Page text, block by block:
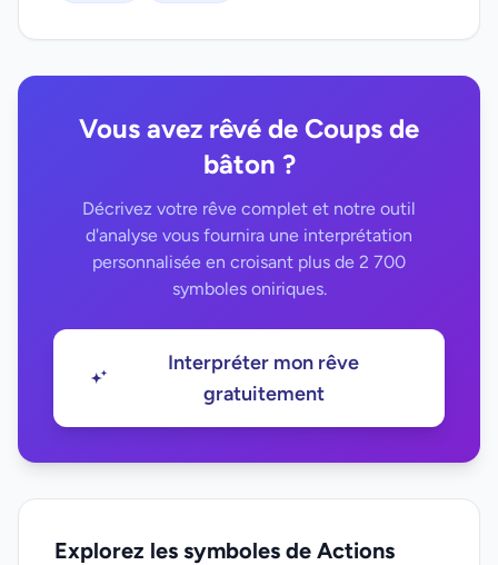
Vous avez rêvé de Coups de
bâton ?
Décrivez votre rêve complet et notre outil
d'analyse vous fournira une interprétation
personnalisée en croisant plus de 2 700
symboles oniriques.
Interpréter mon rêve
gratuitement
Explorez les symboles de Actions